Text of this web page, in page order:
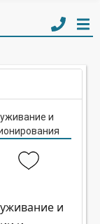
и